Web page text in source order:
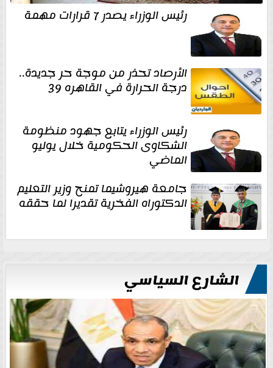
رئيس الوزراء يصدر 7 قرارات مهمة
الأرصاد تحذر من موجة حر جديدة..
درجة الحرارة في القاهره 39
رئيس الوزراء يتابع جهود منظومة
الشكاوى الحكومية خلال يوليو
الماضي
جامعة هيروشيما تمنح وزير التعليم
الدكتوراه الفخرية تقديرا لما حققه
الشارع السياسي